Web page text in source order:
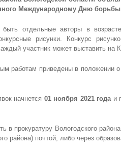
Международному Дню борьбы
быть отдельные авторы в
рисунки. Конкурс
участник может выставить на
работам приведены в положении
начнется 01 ноября 2021 годаи
в прокуратуру Вологодского
района) почтой, либо через